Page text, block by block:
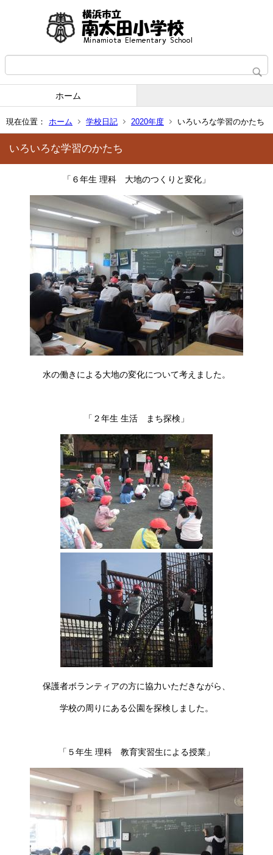
ホーム
現在位置： ホーム 学校日記 2020年度 いろいろな学習のかたち
いろいろな学習のかたち
「６年生 理科 大地のつくりと変化」
水の働きによる大地の変化について考えました。
「２年生 生活 まち探検」
保護者ボランティアの方に協力いただきながら、
学校の周りにある公園を探検しました。
「５年生 理科 教育実習生による授業」